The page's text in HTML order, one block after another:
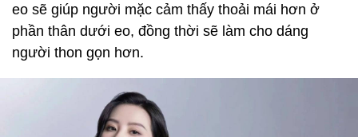
eo sẽ giúp người mặc cảm thấy thoải mái hơn ở
phần thân dưới eo, đồng thời sẽ làm cho dáng
người thon gọn hơn.